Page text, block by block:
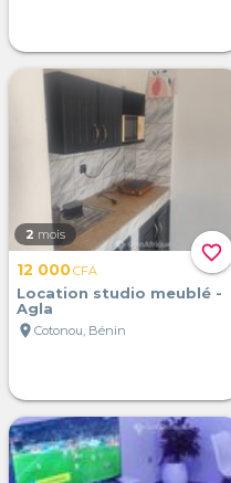
favorite_border
2 mois
12 000CFA
Location studio meublé -
Agla
location_on Cotonou, Bénin